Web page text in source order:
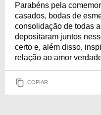
Parabéns pela
casados, bodas de
consolidação de todas
depositaram juntos
certo e, além disso,
relação ao amor
COPIAR